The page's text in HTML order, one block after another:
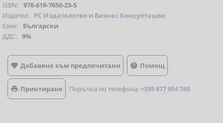
ISBN: 978-619-7650-23-5
Издател:
РС Издателство и Бизнес Консултации
Език:
Български
ДДС: 9%
 Добавяне към предпочитани  Помощ
 Принтиране Поръчка по телефона:+359 877 954 760